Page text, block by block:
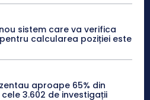
sistem care va verifica
calcularea poziției este
aproape 65% din
3.602 de investigații